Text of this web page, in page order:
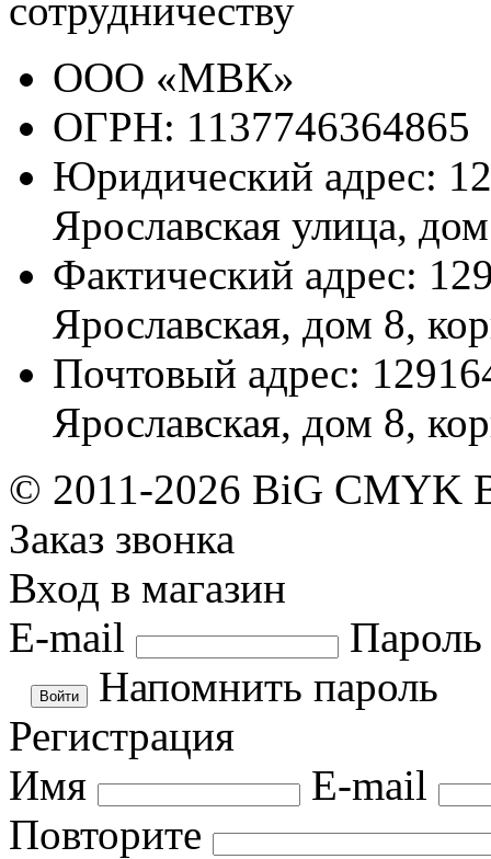
сотрудничеству
ООО «МВК»
ОГРН: 1137746364865
Юридический адрес:
Ярославская улица,
Фактический адрес:
Ярославская, дом 8,
Почтовый адрес:
Ярославская, дом 8,
© 2011-2026 BiG CMYK
Заказ звонка
Вход в магазин
E-mail
Пароль
Напомнить пароль
Регистрация
Имя
E-mail
Повторите